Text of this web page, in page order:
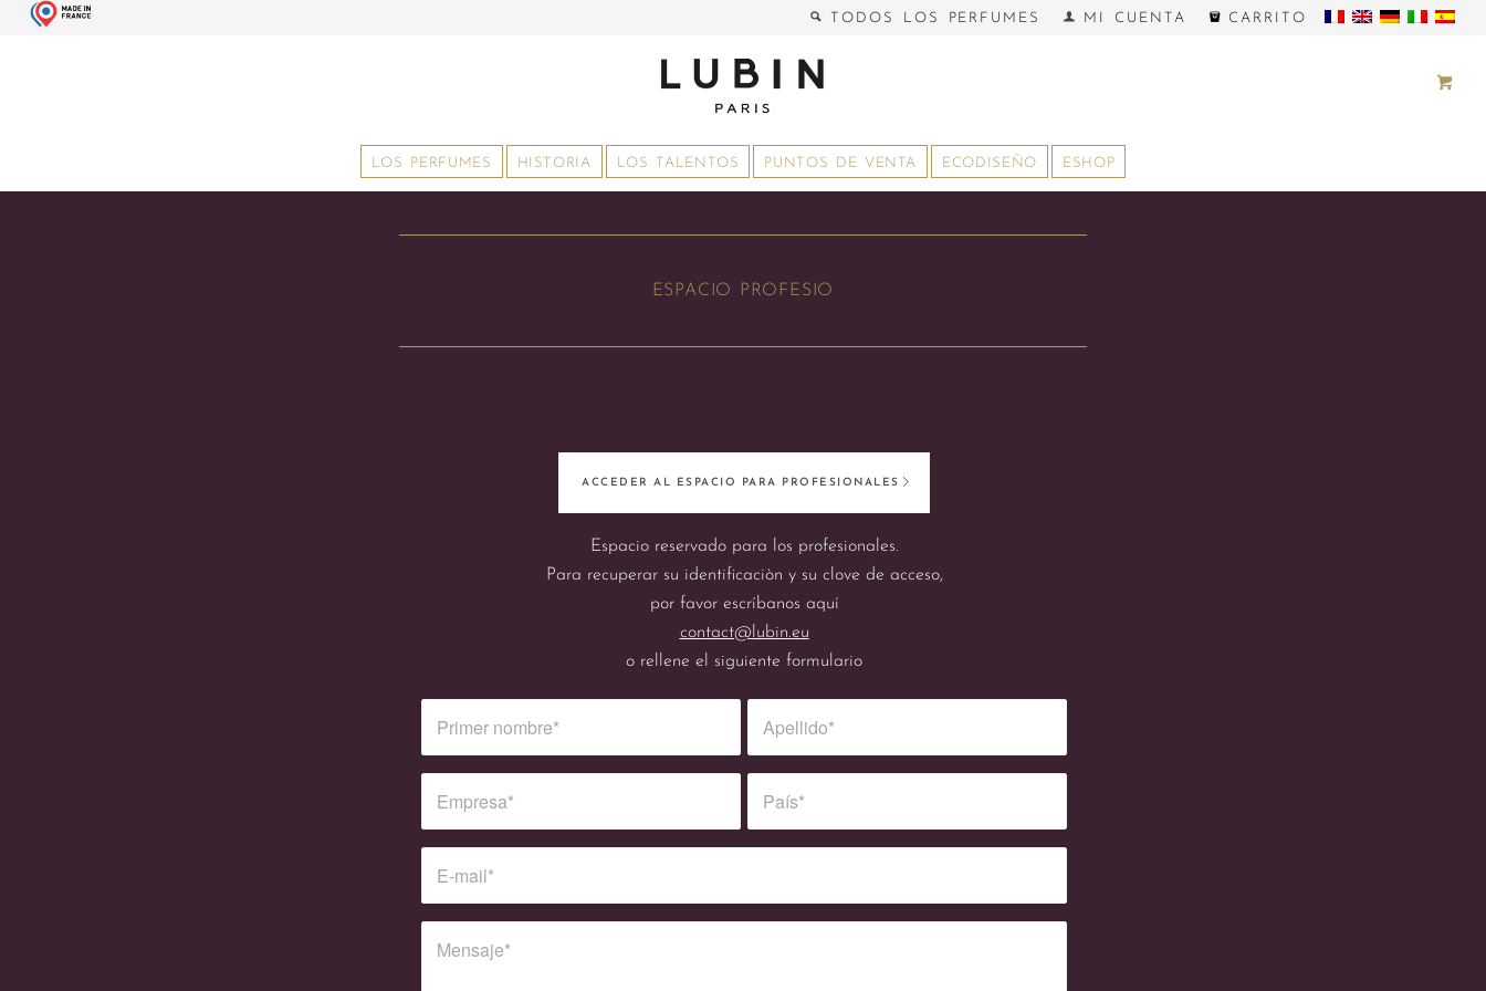
TODOS LOS PERFUMES MI CUENTA CARRITO
LOS PERFUMES HISTORIA LOS TALENTOS PUNTOS DE VENTA ECODISEÑO ESHOP
ESPACIO PROFESIO
ACCEDER AL ESPACIO PARA PROFESIONALES
Espacio reservado para los profesionales.
Para recuperar su identificaciòn y su clove de acceso,
por favor escríbanos aquí
contact@lubin.eu
o rellene el siguiente formulario